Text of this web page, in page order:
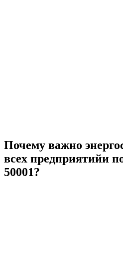
Почему важно
всех предприятийи
50001?